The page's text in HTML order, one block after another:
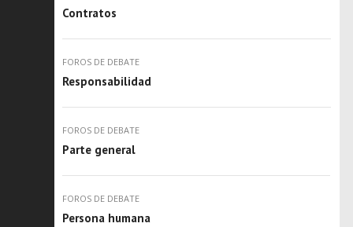
Contratos
FOROS DE DEBATE
Responsabilidad
FOROS DE DEBATE
Parte general
FOROS DE DEBATE
Persona humana